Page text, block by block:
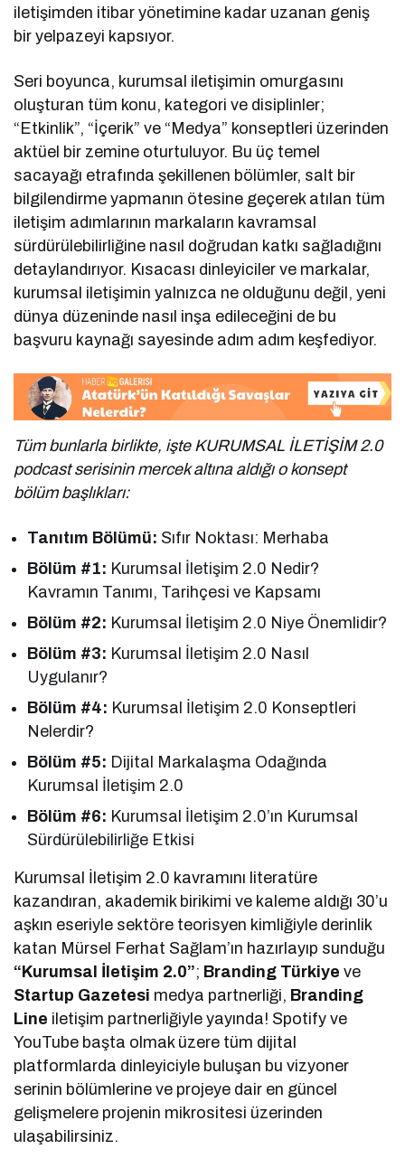
iletişimden itibar yönetimine kadar uzanan geniş
bir yelpazeyi kapsıyor.
Seri boyunca, kurumsal iletişimin omurgasını
oluşturan tüm konu, kategori ve disiplinler;
“Etkinlik”, “İçerik” ve “Medya” konseptleri üzerinden
aktüel bir zemine oturtuluyor. Bu üç temel
sacayağı etrafında şekillenen bölümler, salt bir
bilgilendirme yapmanın ötesine geçerek atılan tüm
iletişim adımlarının markaların kavramsal
sürdürülebilirliğine nasıl doğrudan katkı sağladığını
detaylandırıyor. Kısacası dinleyiciler ve markalar,
kurumsal iletişimin yalnızca ne olduğunu değil, yeni
dünya düzeninde nasıl inşa edileceğini de bu
başvuru kaynağı sayesinde adım adım keşfediyor.
Tüm bunlarla birlikte, işte KURUMSAL İLETİŞİM 2.0
podcast serisinin mercek altına aldığı o konsept
bölüm başlıkları:
Tanıtım Bölümü: Sıfır Noktası: Merhaba
Bölüm #1: Kurumsal İletişim 2.0 Nedir?
Kavramın Tanımı, Tarihçesi ve Kapsamı
Bölüm #2: Kurumsal İletişim 2.0 Niye Önemlidir?
Bölüm #3: Kurumsal İletişim 2.0 Nasıl
Uygulanır?
Bölüm #4: Kurumsal İletişim 2.0 Konseptleri
Nelerdir?
Bölüm #5: Dijital Markalaşma Odağında
Kurumsal İletişim 2.0
Bölüm #6: Kurumsal İletişim 2.0’ın Kurumsal
Sürdürülebilirliğe Etkisi
Kurumsal İletişim 2.0 kavramını literatüre
kazandıran, akademik birikimi ve kaleme aldığı 30’u
aşkın eseriyle sektöre teorisyen kimliğiyle derinlik
katan Mürsel Ferhat Sağlam’ın hazırlayıp sunduğu
“Kurumsal İletişim 2.0”; Branding Türkiyeve
Startup Gazetesi medya partnerliği, Branding
Line iletişim partnerliğiyle yayında! Spotify ve
YouTube başta olmak üzere tüm dijital
platformlarda dinleyiciyle buluşan bu vizyoner
serinin bölümlerine ve projeye dair en güncel
gelişmelere projenin mikrositesi üzerinden
ulaşabilirsiniz.